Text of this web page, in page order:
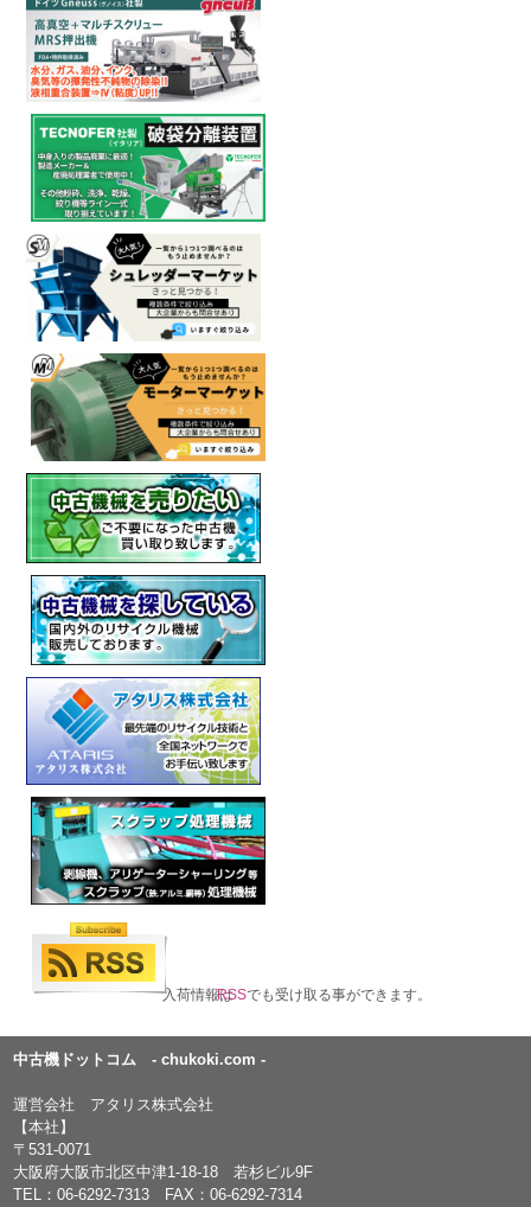
入荷情報はRSSでも受け取る事ができます。
中古機ドットコム - chukoki.com -
運営会社 アタリス株式会社
【本社】
〒531-0071
大阪府大阪市北区中津1-18-18 若杉ビル9F
TEL：06-6292-7313 FAX：06-6292-7314